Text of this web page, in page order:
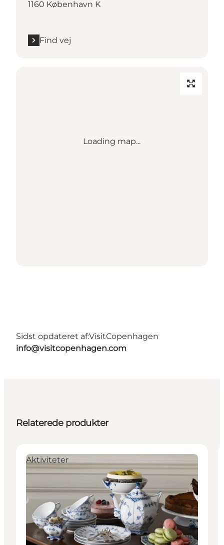
1160 København K
Find vej
Loading map...
Sidst opdateret af:VisitCopenhagen
info@visitcopenhagen.com
Relaterede produkter
Aktiviteter